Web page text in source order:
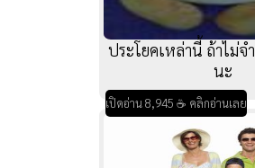
ประโยคเหล่านี้ ถ้าไม่
นะ
เปิดอ่าน 8,945 ☕ คลิกอ่านเลย